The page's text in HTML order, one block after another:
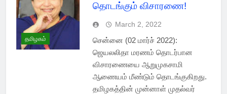
தமிழகம்
தொடங்கும் விசாரணை!
March 2, 2022
சென்னை (02 மார்ச் 2022):
ஜெயலலிதா மரணம் தொடர்பான
விசாரணையை ஆறுமுகசாமி
ஆணையம் மீண்டும் தொடங்குகிறது.
தமிழகத்தின் முன்னாள் முதல்வர்